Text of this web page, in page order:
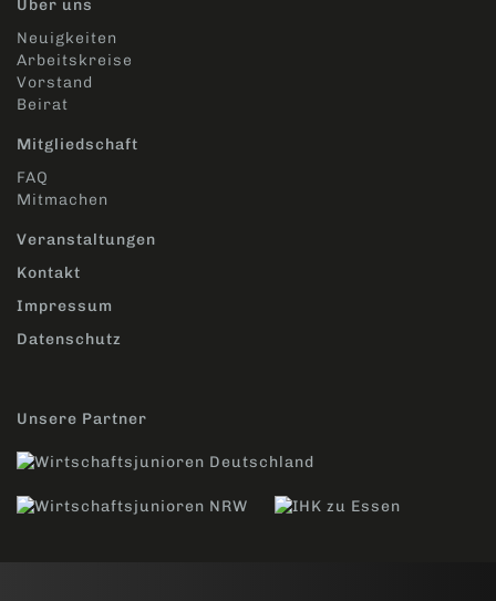
Über uns
Neuigkeiten
Arbeitskreise
Vorstand
Beirat
Mitgliedschaft
FAQ
Mitmachen
Veranstaltungen
Kontakt
Impressum
Datenschutz
Unsere Partner